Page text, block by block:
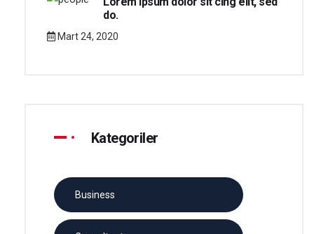
do.
Mart 24, 2020
Kategoriler
Business